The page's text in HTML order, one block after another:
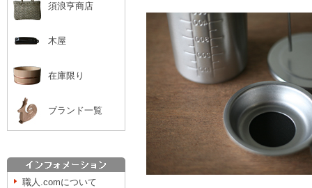
須浪亨商店
木屋
在庫限り
ブランド一覧
職人.comについて